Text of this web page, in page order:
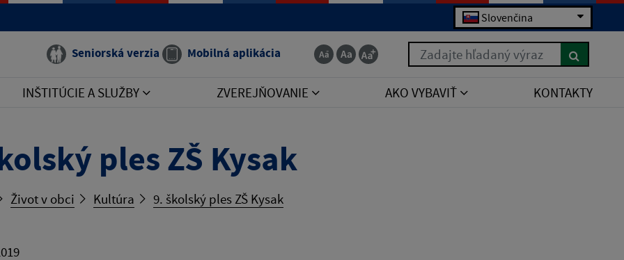
Slovenčina
Seniorská verzia Mobilná aplikácia Zadajte hľadaný výraz
INŠTITÚCIE A SLUŽBY ZVEREJŇOVANIE AKO VYBAVIŤ KONTAKTY
ples ZŠ Kysak
Život v obci Kultúra 9. školský ples ZŠ Kysak